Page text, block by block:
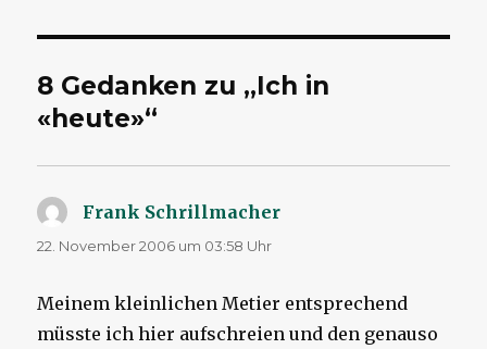
8 Gedanken zu „Ich in
«heute»“
Frank Schrillmacher
22. November 2006 um 03:58 Uhr
Meinem kleinlichen Metier entsprechend
müsste ich hier aufschreien und den genauso